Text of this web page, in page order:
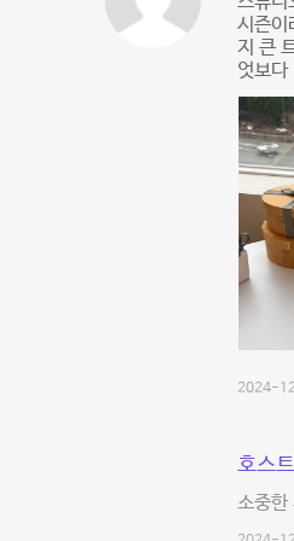
시즌이
지 큰
엇보다
2024-
호스
소중한